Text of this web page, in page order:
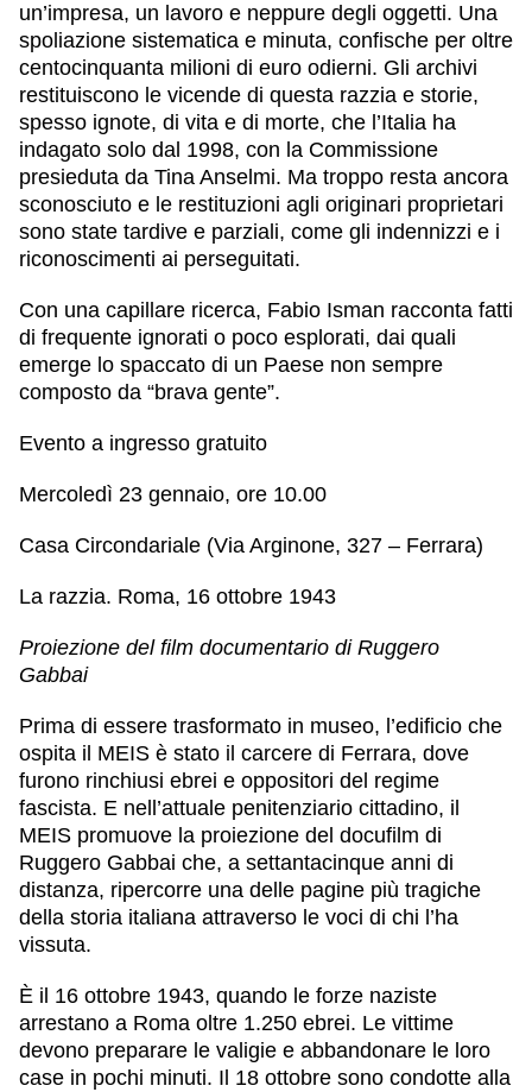
un’impresa, un lavoro e neppure degli oggetti. Una
spoliazione sistematica e minuta, confische per oltre
centocinquanta milioni di euro odierni. Gli archivi
restituiscono le vicende di questa razzia e storie,
spesso ignote, di vita e di morte, che l’Italia ha
indagato solo dal 1998, con la Commissione
presieduta da Tina Anselmi. Ma troppo resta ancora
sconosciuto e le restituzioni agli originari proprietari
sono state tardive e parziali, come gli indennizzi e i
riconoscimenti ai perseguitati.
Con una capillare ricerca, Fabio Isman racconta fatti
di frequente ignorati o poco esplorati, dai quali
emerge lo spaccato di un Paese non sempre
composto da “brava gente”.
Evento a ingresso gratuito
Mercoledì 23 gennaio, ore 10.00
Casa Circondariale (Via Arginone, 327 – Ferrara)
La razzia. Roma, 16 ottobre 1943
Proiezione del film documentario di Ruggero
Gabbai
Prima di essere trasformato in museo, l’edificio che
ospita il MEIS è stato il carcere di Ferrara, dove
furono rinchiusi ebrei e oppositori del regime
fascista. E nell’attuale penitenziario cittadino, il
MEIS promuove la proiezione del docufilm di
Ruggero Gabbai che, a settantacinque anni di
distanza, ripercorre una delle pagine più tragiche
della storia italiana attraverso le voci di chi l’ha
vissuta.
È il 16 ottobre 1943, quando le forze naziste
arrestano a Roma oltre 1.250 ebrei. Le vittime
devono preparare le valigie e abbandonare le loro
case in pochi minuti. Il 18 ottobre sono condotte alla